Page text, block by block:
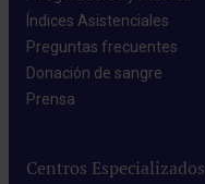
Índices Asistenciales​
Preguntas frecuentes​
Donación de sangre​
Prensa​
Centros Especializados